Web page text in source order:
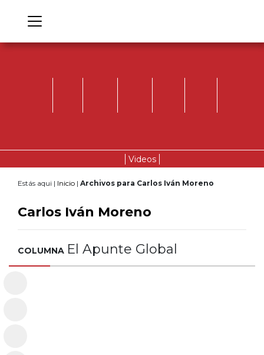
Videos
Estás aqui | Inicio | Archivos para Carlos Iván Moreno
Carlos Iván Moreno
COLUMNA El Apunte Global